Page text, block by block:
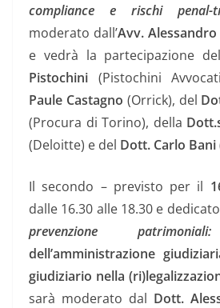
compliance e rischi penal-
moderato dall’Avv.
e vedrà la partecipazione
Pistochini (Pistochini
Paule Castagno (Orrick), del
(Procura di Torino), della
(Deloitte) e del Dott. Carlo Bani
Il secondo – previsto per il
dalle 16.30 alle 18.30 e
prevenzione patrimoniali:
dell’amministrazione
giudiziario nella
sarà moderato dal Dott.